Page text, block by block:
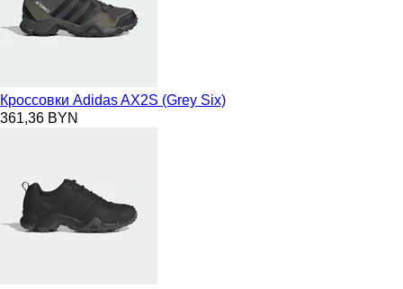
Кроссовки Adidas AX2S (Grey Six)
361,36 BYN